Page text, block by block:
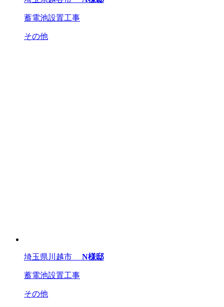
蓄電池設置工事
その他
埼玉県川越市 N様邸
蓄電池設置工事
その他